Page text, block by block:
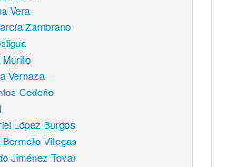
Vera
Zambrano
Vernaza
Cedeño
López Burgos
Villegas
Jiménez Tovar